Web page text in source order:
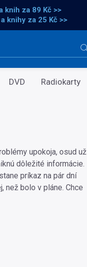
knih za 89 Kč >>
knihy za 25 Kč >>
DVD Radiokarty
upokoja, osud už
dôležité informácie.
príkaz na pár dní
než bolo v pláne. Chce